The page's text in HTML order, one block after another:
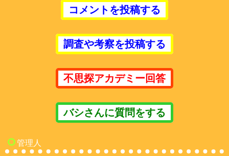
コメントを投稿する
調査や考察を投稿する
不思探アカデミー回答
バシさんに質問をする
管理人